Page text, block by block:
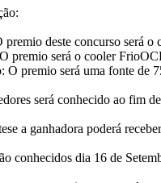
premio deste concurso será
premio será o cooler
O premio será uma fonte
será conhecido ao fim
a ganhadora poderá
conhecidos dia 16 de